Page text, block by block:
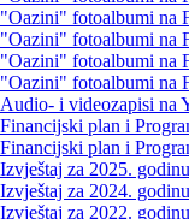
"Oazini" fotoalbumi na
"Oazini" fotoalbumi na
"Oazini" fotoalbumi na
"Oazini" fotoalbumi na
Audio- i videozapisi na
Financijski plan i
Financijski plan i
Izvještaj za 2025. godinu
Izvještaj za 2024. godinu
Izvještaj za 2022. godinu